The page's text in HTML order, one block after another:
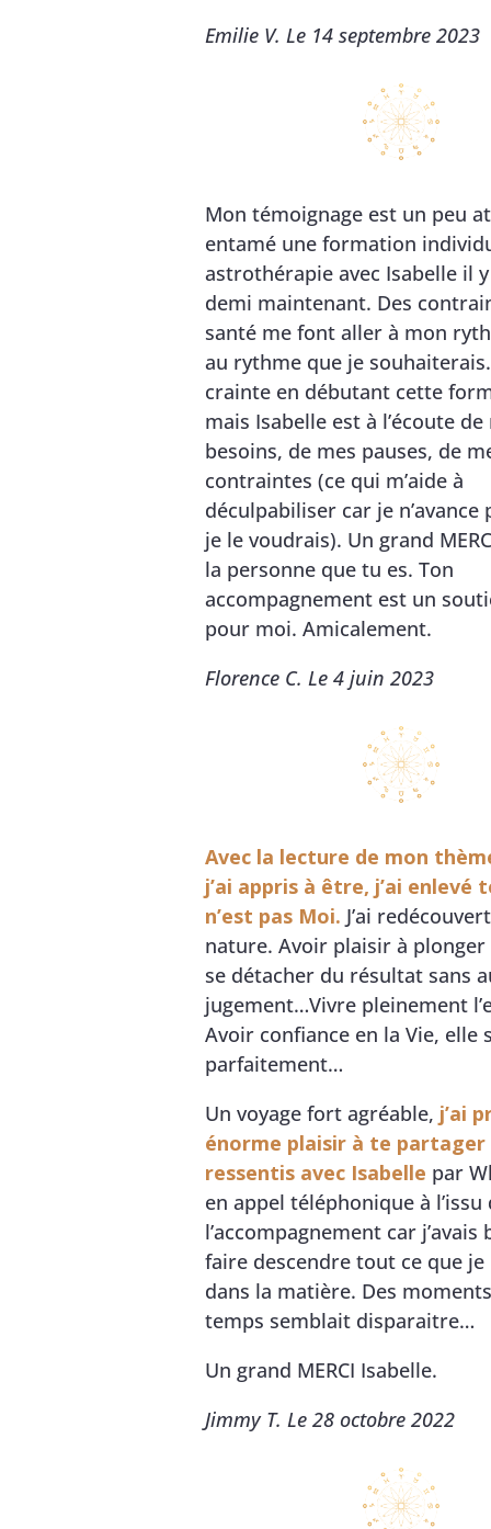
Emilie V. Le 14 septembre 2023
Mon témoignage est un peu
entamé une formation
astrothérapie avec Isabelle il
demi maintenant. Des
santé me font aller à mon
au rythme que je souhaiterais.
crainte en débutant cette
mais Isabelle est à l’écoute de
besoins, de mes pauses, de
contraintes (ce qui m’aide à
déculpabiliser car je n’avance
je le voudrais). Un grand
la personne que tu es. Ton
accompagnement est un
pour moi. Amicalement.
Florence C. Le 4 juin 2023
Avec la lecture de mon
j’ai appris à être, j’ai enlevé
n’est pas Moi. J’ai
nature. Avoir plaisir à plonger
se détacher du résultat sans
jugement…Vivre pleinement
Avoir confiance en la Vie, elle
parfaitement…
Un voyage fort agréable, j’ai
énorme plaisir à te partager
ressentis avec Isabelle par
en appel téléphonique à l’issu
l’accompagnement car j’avais
faire descendre tout ce que je
dans la matière. Des
temps semblait disparaitre…
Un grand MERCI Isabelle.
Jimmy T. Le 28 octobre 2022